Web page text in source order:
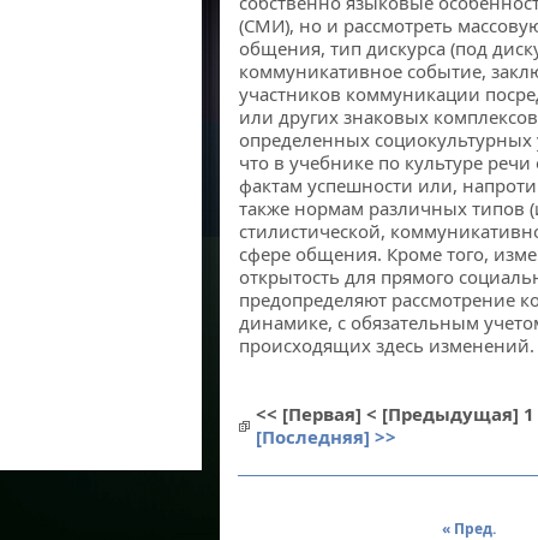
(СМИ), но и рассмотреть
общения, тип дискурса (под
коммуникативное событие,
участников коммуникации
или других знаковых
определенных
что в учебнике по культуре
фактам успешности или,
также нормам различных
стилистической,
сфере общения. Кроме того,
открытость для прямого
предопределяют рассмотрение
динамике, с обязательным
происходящих здесь изменений.
<< [Первая] < [Предыдущая] 1
[Последняя] >>
« Пред.